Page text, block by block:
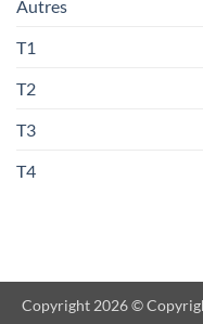
Autres
T1
T2
T3
T4
Copyright 2026 ©